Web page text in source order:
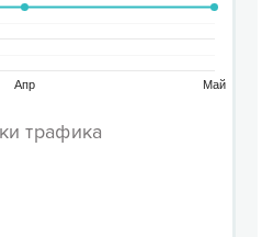
Апр Май
трафика